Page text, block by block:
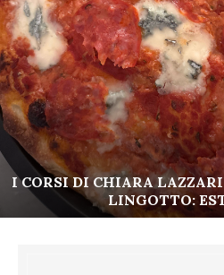
I CORSI DI CHIARA
LINGOTTO: